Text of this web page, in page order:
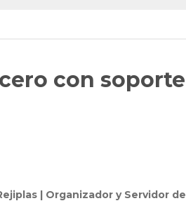
con soporte
| Organizador y Servidor de